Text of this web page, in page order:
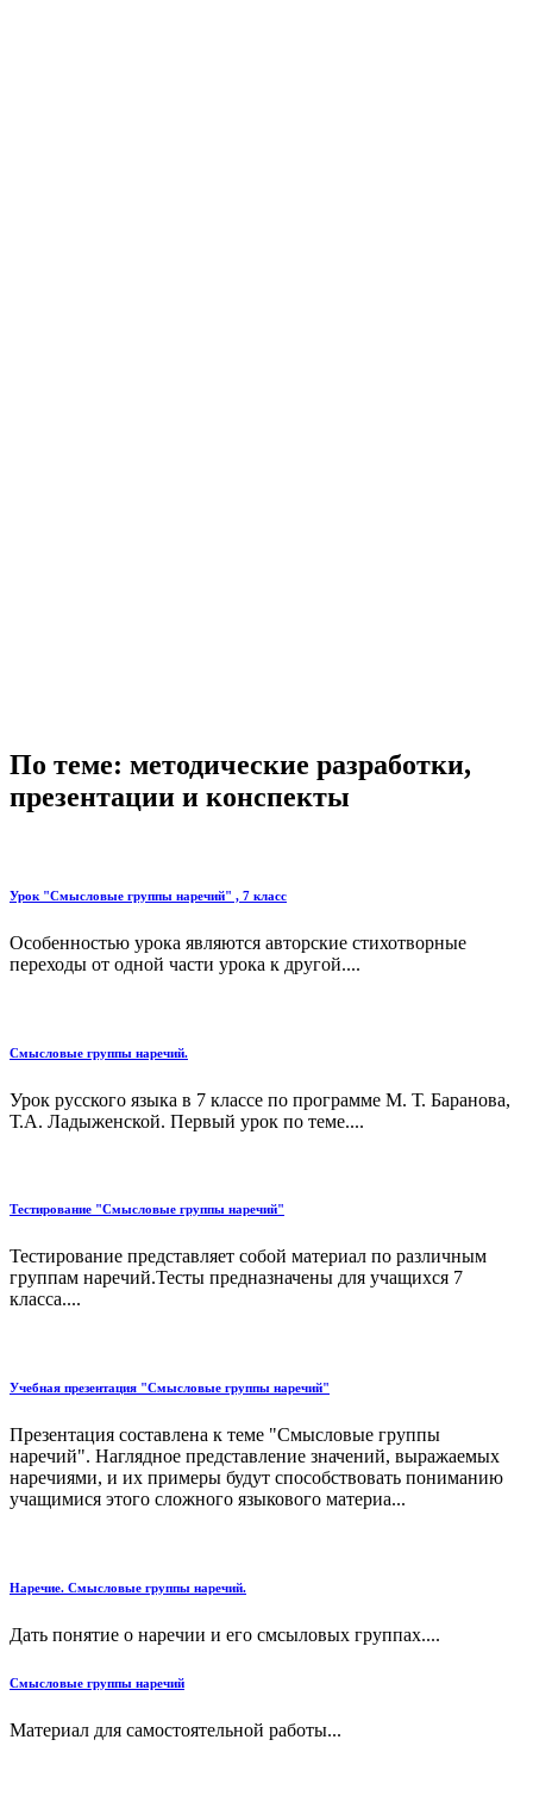
По теме: методические разработки,
презентации и конспекты
Урок "Смысловые группы наречий" , 7 класс
Особенностью урока являются авторские стихотворные
переходы от одной части урока к другой....
Смысловые группы наречий.
Урок русского языка в 7 классе по программе М. Т. Баранова,
Т.А. Ладыженской. Первый урок по теме....
Тестирование "Смысловые группы наречий"
Тестирование представляет собой материал по различным
группам наречий.Тесты предназначены для учащихся 7
класса....
Учебная презентация "Смысловые группы наречий"
Презентация составлена к теме "Смысловые группы
наречий". Наглядное представление значений, выражаемых
наречиями, и их примеры будут способствовать пониманию
учащимися этого сложного языкового материа...
Наречие. Смысловые группы наречий.
Дать понятие о наречии и его смсыловых группах....
Смысловые группы наречий
Материал для самостоятельной работы...